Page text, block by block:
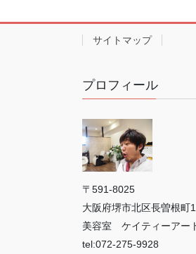
サイトマップ
プロフィール
〒591-8025
大阪府堺市北区長曽根町
美容室 ケイティーアー
tel:072-275-9928